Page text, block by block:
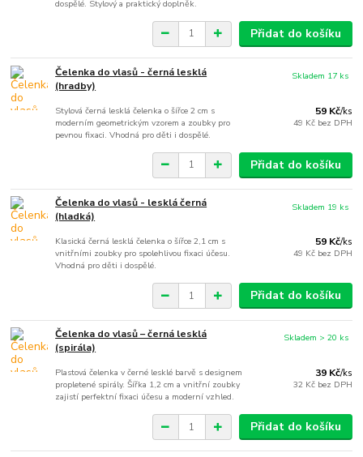
dospělé. Stylový a praktický doplněk.
Přidat do košíku
Čelenka do vlasů - černá lesklá
(hradby)
Stylová černá lesklá čelenka o šířce 2 cm s
moderním geometrickým vzorem a zoubky pro
pevnou fixaci. Vhodná pro děti i dospělé.
59 Kč/ks
49 Kč bez DPH
Skladem 17 ks
Přidat do košíku
Čelenka do vlasů - lesklá černá
(hladká)
Klasická černá lesklá čelenka o šířce 2,1 cm s
vnitřními zoubky pro spolehlivou fixaci účesu.
Vhodná pro děti i dospělé.
59 Kč/ks
49 Kč bez DPH
Skladem 19 ks
Přidat do košíku
Čelenka do vlasů – černá lesklá
(spirála)
Plastová čelenka v černé lesklé barvě s designem
propletené spirály. Šířka 1,2 cm a vnitřní zoubky
zajistí perfektní fixaci účesu a moderní vzhled.
39 Kč/ks
32 Kč bez DPH
Skladem > 20 ks
Přidat do košíku